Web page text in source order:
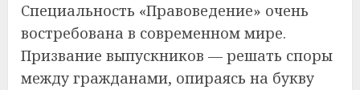
Специальность «Правоведение» очень
востребована в современном мире.
Призвание выпускников — решать споры
между гражданами, опираясь на букву